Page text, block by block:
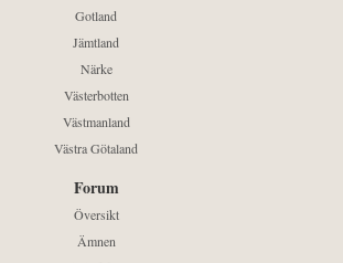
Gotland
Jämtland
Närke
Västerbotten
Västmanland
Västra Götaland
Forum
Översikt
Ämnen